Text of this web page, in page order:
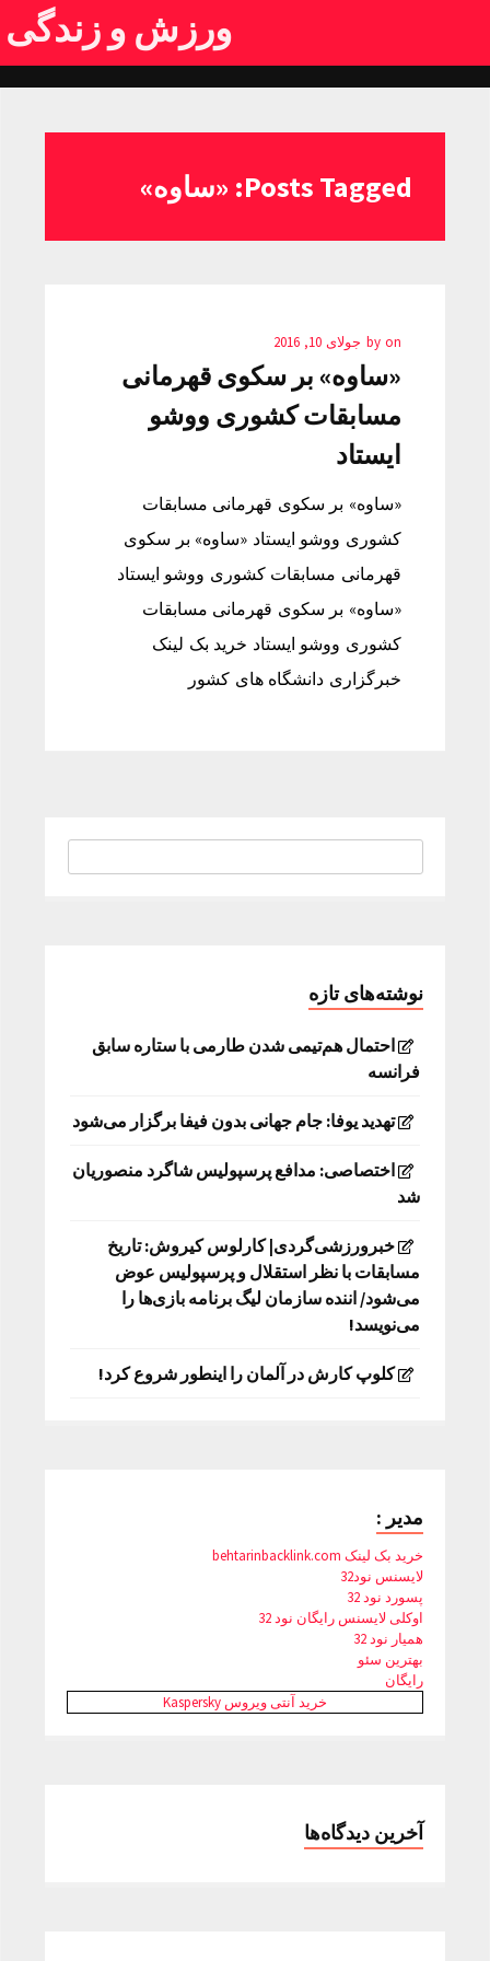
ورزش و زندگی
Posts Tagged: «ساوه»
by on جولای 10, 2016
«ساوه» بر سکوی قهرمانی
مسابقات کشوری ووشو
ایستاد
«ساوه» بر سکوی قهرمانی مسابقات
کشوری ووشو ایستاد «ساوه» بر سکوی
قهرمانی مسابقات کشوری ووشو ایستاد
«ساوه» بر سکوی قهرمانی مسابقات
کشوری ووشو ایستاد خرید بک لینک
خبرگزاری دانشگاه های کشور
نوشته‌های تازه
احتمال هم‌تیمی شدن طارمی با ستاره سابق
فرانسه
تهدید یوفا: جام جهانی بدون فیفا برگزار می‌شود
اختصاصی: مدافع پرسپولیس شاگرد منصوریان
شد
خبرورزشی‌گردی| کارلوس کیروش: تاریخ
مسابقات با نظر استقلال و پرسپولیس عوض
می‌شود/ اننده سازمان لیگ برنامه بازی‌ها را
می‌نویسد!
کلوپ کارش در آلمان را اینطور شروع کرد!
مدیر :
خرید بک لینک behtarinbacklink.com
لایسنس نود32
پسورد نود 32
اوکلی لایسنس رایگان نود 32
همیار نود 32
بهترین سئو
رایگان
خرید آنتی ویروس Kaspersky
آخرین دیدگاه‌ها